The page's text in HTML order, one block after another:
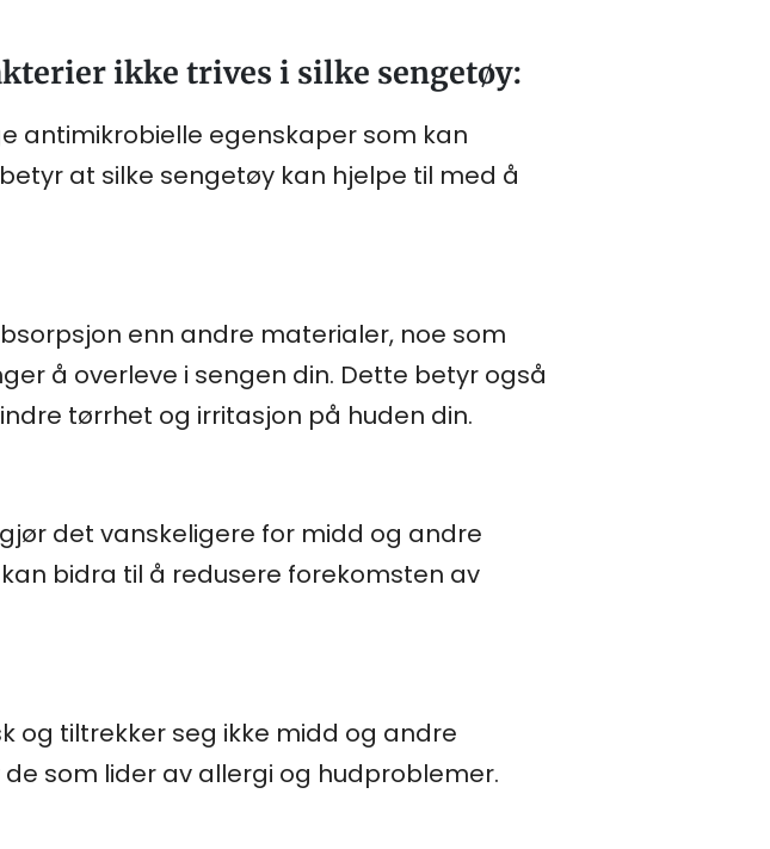
ikke trives i silke sengetøy:
antimikrobielle egenskaper som kan
at silke sengetøy kan hjelpe til med å
enn andre materialer, noe som
å overleve i sengen din. Dette betyr også
tørrhet og irritasjon på huden din.
det vanskeligere for midd og andre
bidra til å redusere forekomsten av
og tiltrekker seg ikke midd og andre
som lider av allergi og hudproblemer.